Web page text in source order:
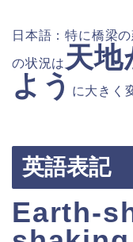
日本語：特に橋梁
の状況は 天地
よう
に大きく
英語表記
Earth-